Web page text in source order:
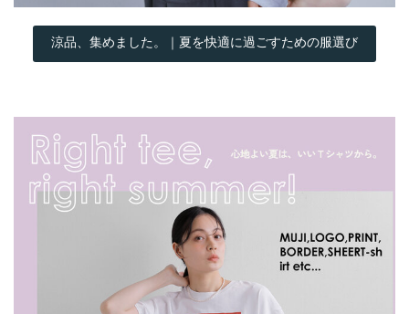
涼品、集めました。｜夏を快適に過ごすための服選び